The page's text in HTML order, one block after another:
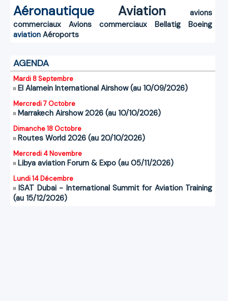
Aéronautique Aviation
avions
commerciaux
Avions commerciaux Bellatig
Boeing
aviation Aéroports
AGENDA
Mardi 8 Septembre
El Alamein International Airshow (au 10/09/2026)
Mercredi 7 Octobre
Marrakech Airshow 2026 (au 10/10/2026)
Dimanche 18 Octobre
Routes World 2026 (au 20/10/2026)
Mercredi 4 Novembre
Libya aviation Forum & Expo (au 05/11/2026)
Lundi 14 Décembre
ISAT Dubai - International Summit for Aviation Training
(au 15/12/2026)